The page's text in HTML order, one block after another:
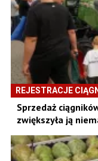
REJESTRACJE
Sprzedaż
zwiększyła ją